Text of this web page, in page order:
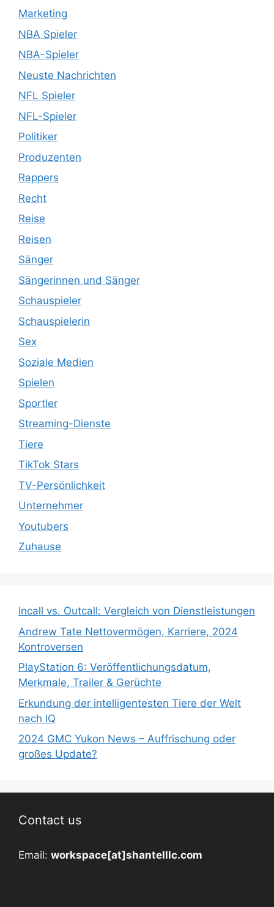
Marketing
NBA Spieler
NBA-Spieler
Neuste Nachrichten
NFL Spieler
NFL-Spieler
Politiker
Produzenten
Rappers
Recht
Reise
Reisen
Sänger
Sängerinnen und Sänger
Schauspieler
Schauspielerin
Sex
Soziale Medien
Spielen
Sportler
Streaming-Dienste
Tiere
TikTok Stars
TV-Persönlichkeit
Unternehmer
Youtubers
Zuhause
Incall vs. Outcall: Vergleich von Dienstleistungen
Andrew Tate Nettovermögen, Karriere, 2024
Kontroversen
PlayStation 6: Veröffentlichungsdatum,
Merkmale, Trailer & Gerüchte
Erkundung der intelligentesten Tiere der Welt
nach IQ
2024 GMC Yukon News – Auffrischung oder
großes Update?
Contact us
Email: workspace[at]shantelllc.com